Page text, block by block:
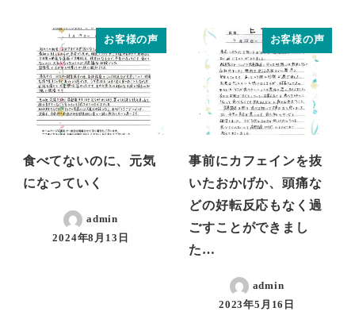
お客様の声
食べてないのに、元気
になっていく
admin
2024年8月13日
お客様の声
事前にカフェインを抜
いたおかげか、頭痛な
どの好転反応もなく過
ごすことができまし
た…
admin
2023年5月16日